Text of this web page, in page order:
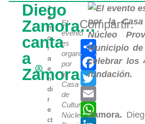
Diego
Zamora…
canta
a
Zamora
z
a
m
o
r
a
e
n
di
r
e
ct
El
evento
es
organizado
por
la
Casa
de
Cultura
Núcleo
Compartir:
Compartir
Facebook
Twitter
Zamora.